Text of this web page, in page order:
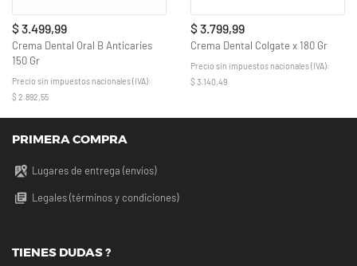
$ 3.499,99
Crema Dental Oral B Anticaries
150 Gr
Precio sin impuestos nacionales (IVA):
$ 2.892,55
$ 3.799,99
Crema Dental Colgate x 180 Gr
Precio sin impuestos nacionales (IVA):
$ 3.140,49
PRIMERA COMPRA
Lugares de entrega (envíos)
Legales (términos y condiciones)
TIENES DUDAS ?